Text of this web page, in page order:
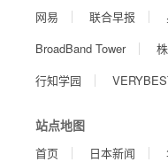
网易
联合早报
BroadBand Tower
行知学园
站点地图
首页 日本新闻